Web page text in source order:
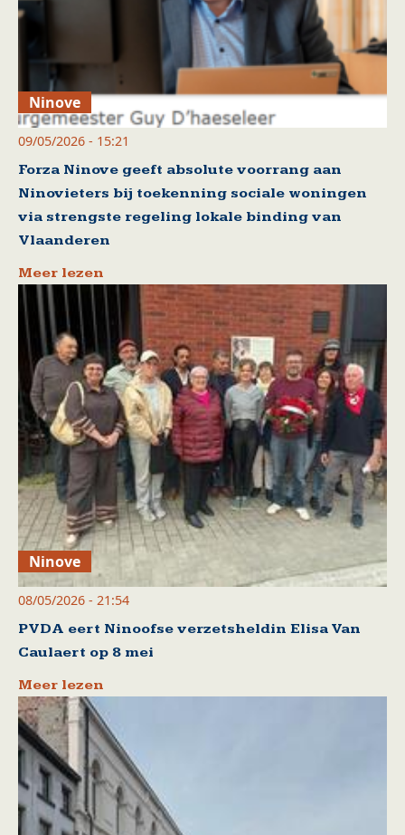
Ninove
09/05/2026 - 15:21
Forza Ninove geeft absolute voorrang aan
Ninovieters bij toekenning sociale woningen
via strengste regeling lokale binding van
Vlaanderen
Meer lezen
Ninove
08/05/2026 - 21:54
PVDA eert Ninoofse verzetsheldin Elisa Van
Caulaert op 8 mei
Meer lezen